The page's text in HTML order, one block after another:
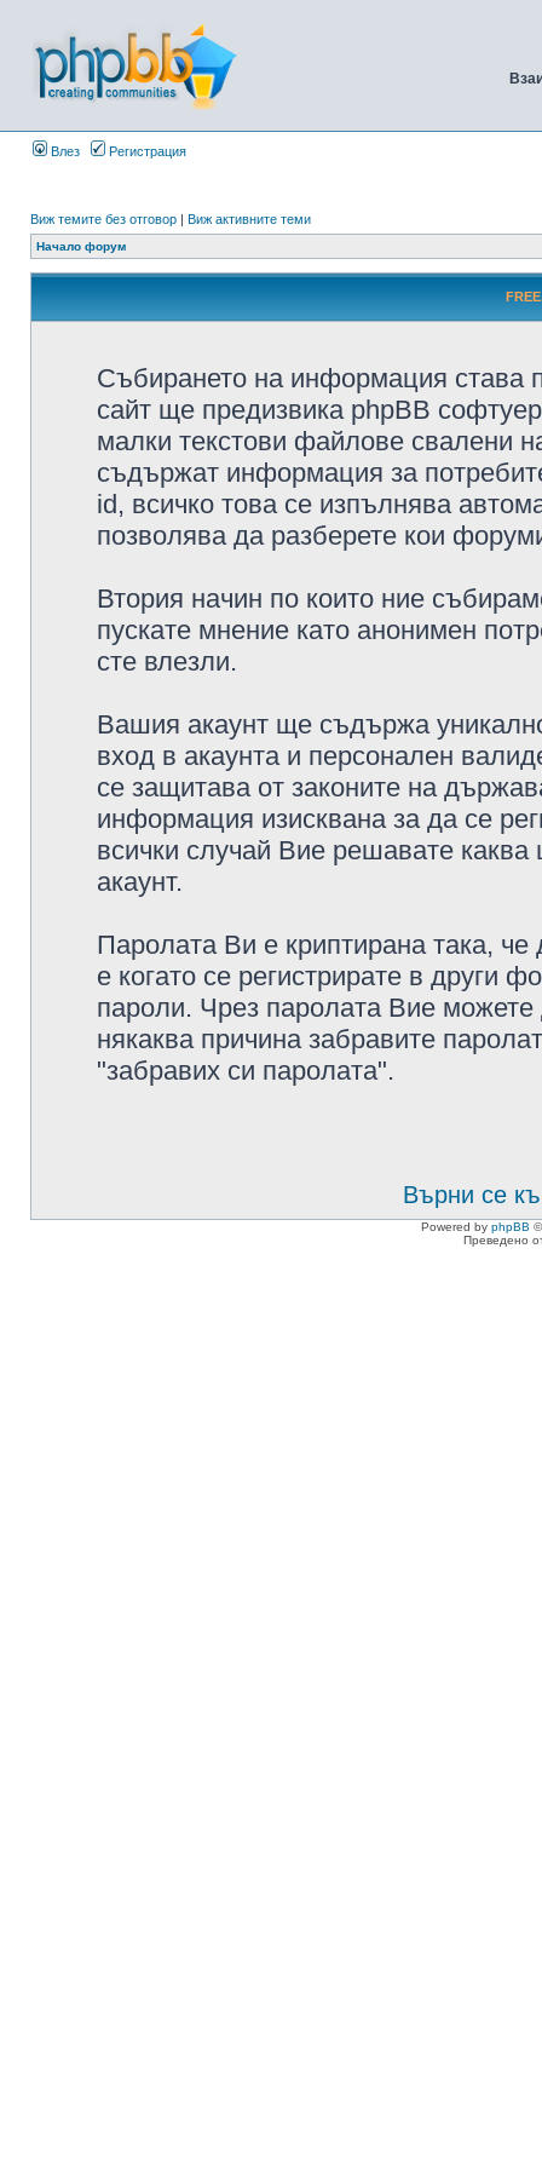
Влез Регистрация
Виж темите без отговор | Виж активните теми
Начало форум
Събирането на информация става
сайт ще предизвика phpBB
малки текстови файлове свалени
съдържат информация за
id, всичко това се изпълнява
позволява да разберете кои
Втория начин по които ние
пускате мнение като анонимен
сте влезли.
Вашия акаунт ще съдържа
вход в акаунта и персонален
се защитава от законите на
информация изисквана за да се
всички случай Вие решавате
акаунт.
Паролата Ви е криптирана така,
е когато се регистрирате в други
пароли. Чрез паролата Вие можете
някаква причина забравите
"забравих си паролата".
Върни се
Powered by phpBB
Преведено